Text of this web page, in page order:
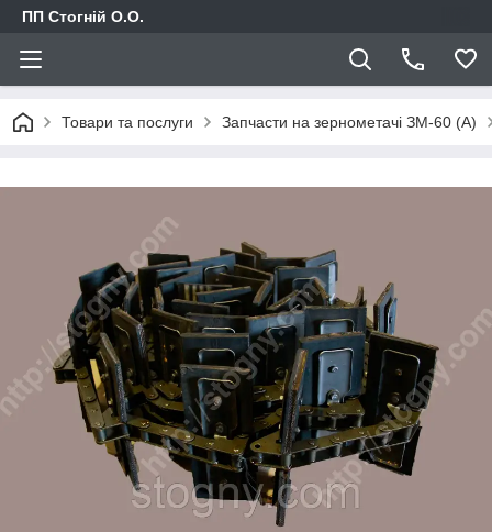
ПП Стогній О.О.
Товари та послуги Запчасти на зернометачі ЗМ-60 (А)